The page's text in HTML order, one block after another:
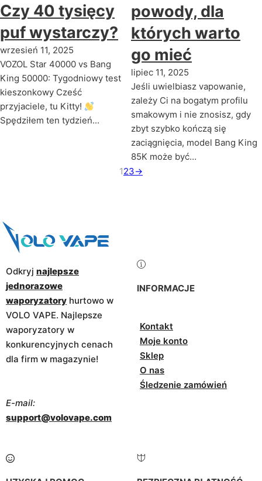
Czy 40 tysięcy
puf wystarczy?
wrzesień 11, 2025
VOZOL Star 40000 vs Bang
King 50000: Tygodniowy test
kieszonkowy Cześć
przyjaciele, tu Kitty!
Spędziłem ten tydzień...
powody, dla
których warto
go mieć
lipiec 11, 2025
Jeśli uwielbiasz vapowanie,
zależy Ci na bogatym profilu
smakowym i nie znosisz, gdy
zbyt szybko kończą się
zaciągnięcia, model Bang King
85K może być…
123→
Odkryj najlepsze
jednorazowe
waporyzatory hurtowo w
VOLO VAPE. Najlepsze
waporyzatory w
konkurencyjnych cenach
dla firm w magazynie!
E-mail:
support@volovape.com
INFORMACJE
Kontakt
Moje konto
Sklep
O nas
Śledzenie zamówień